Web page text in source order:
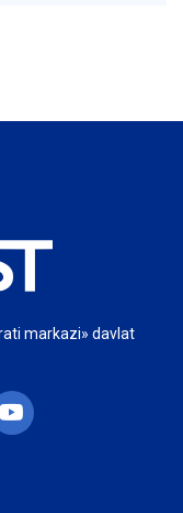
markazi» davlat